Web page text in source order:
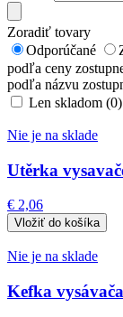
Zoradiť tovary
Odporúčané
podľa ceny
podľa názvu
Len skladom (0)
Nie je na sklade
Utěrka
€ 2,06
Nie je na sklade
Kefka